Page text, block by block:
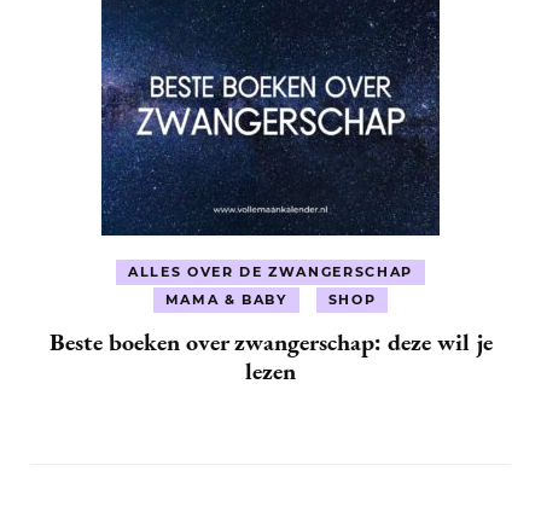
ALLES OVER DE ZWANGERSCHAP
MAMA & BABY
SHOP
Beste boeken over zwangerschap: deze wil je
lezen